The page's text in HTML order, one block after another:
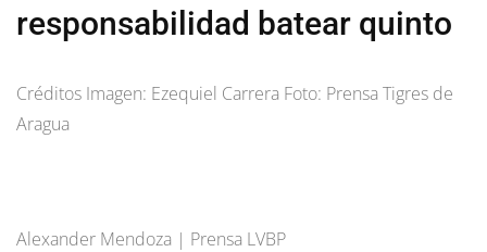
responsabilidad batear quinto
Créditos Imagen: Ezequiel Carrera Foto: Prensa Tigres de
Aragua
Alexander Mendoza | Prensa LVBP